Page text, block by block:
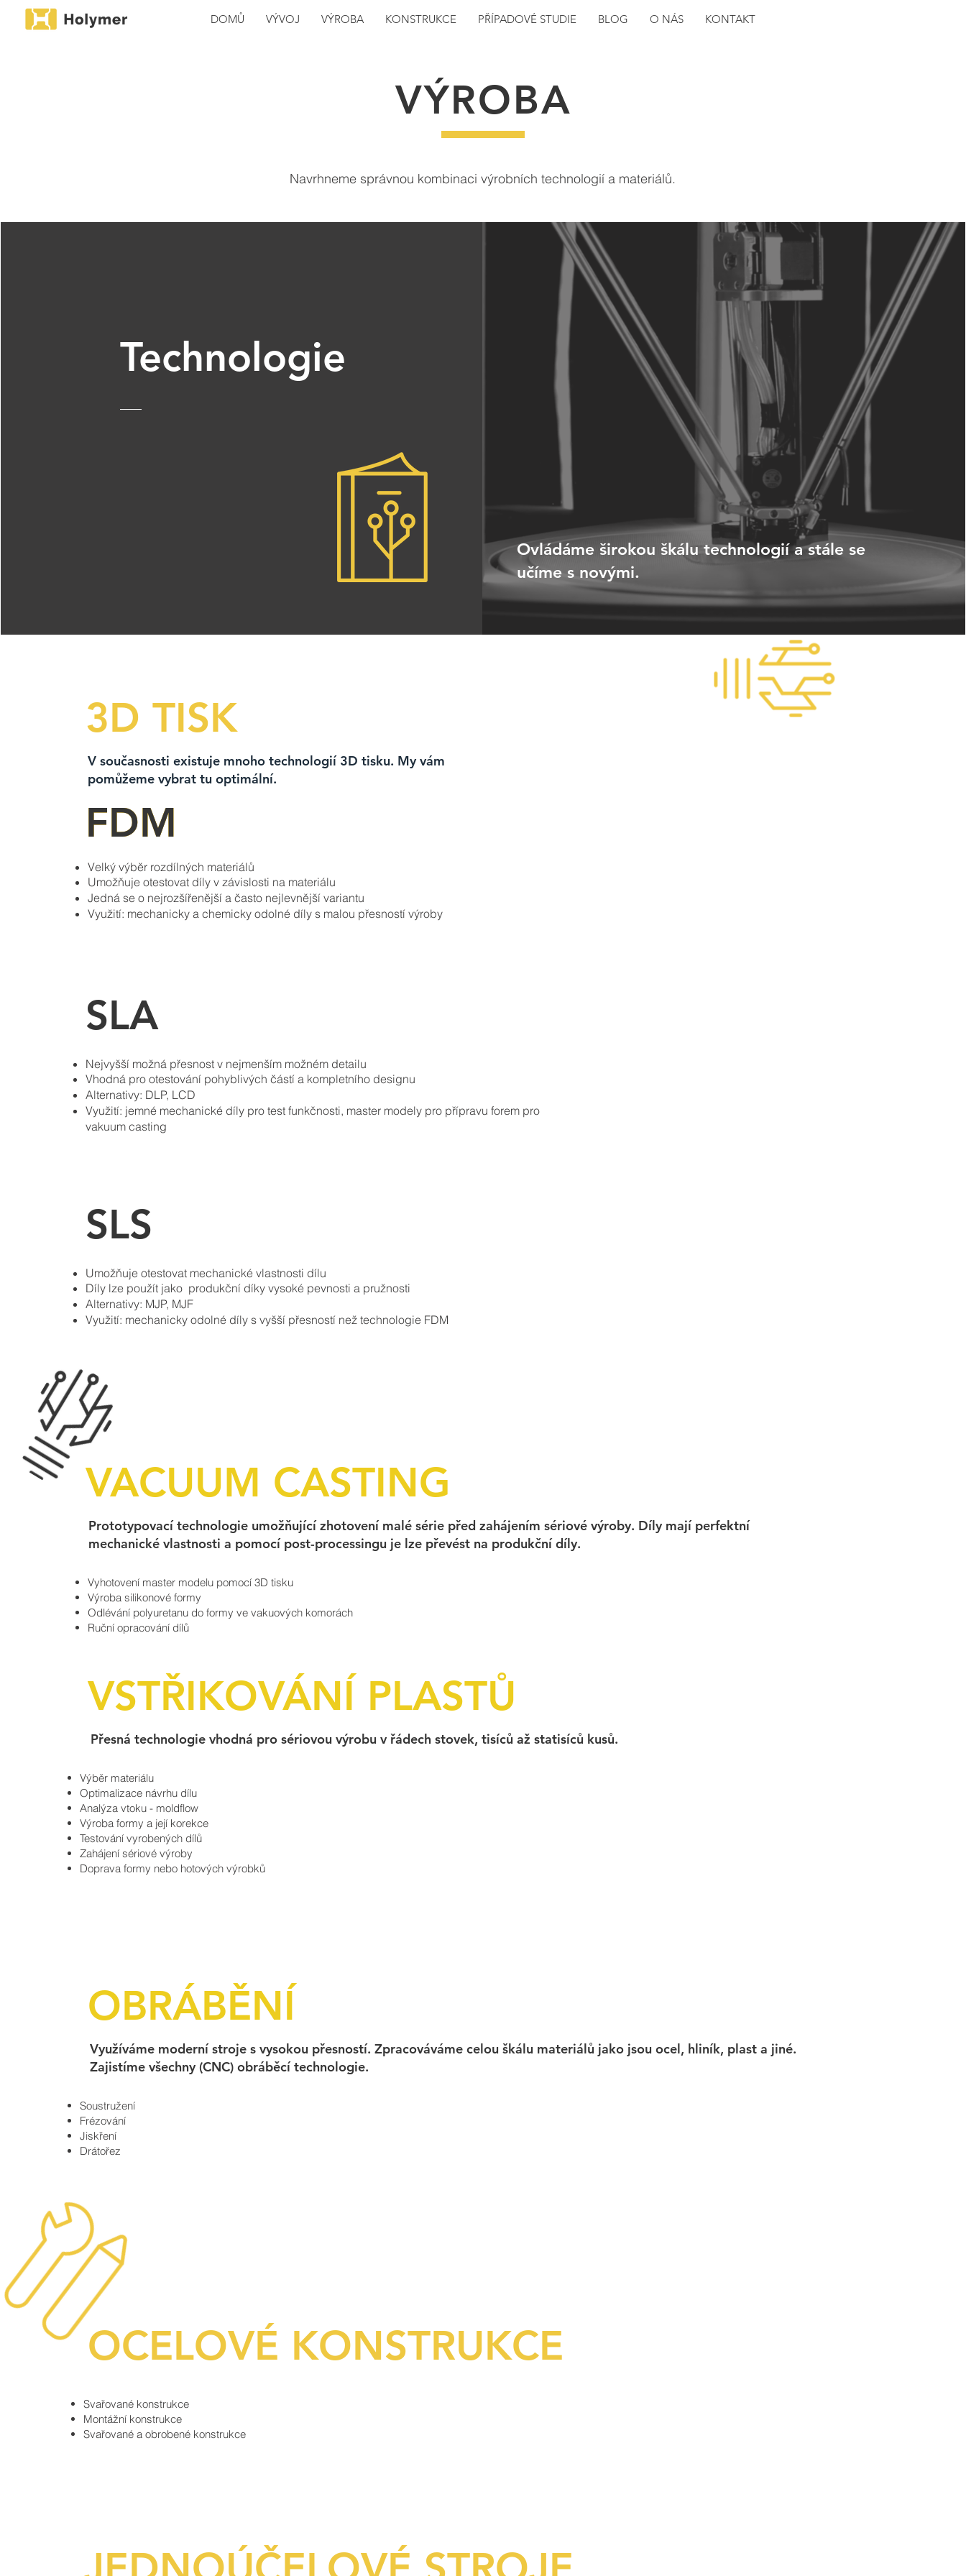
DOMŮ VÝVOJ VÝROBA KONSTRUKCE PŘÍPADOVÉ STUDIE BLOG O NÁS KONTAKT
VÝROBA
Navrhneme správnou kombinaci výrobních technologií a materiálů.
Technologie
Ovládáme širokou škálu technologií a stále se
učíme s novými.
3D TISK
V současnosti existuje mnoho technologií 3D tisku. My vám
pomůžeme vybrat tu optimální.
FDM
FDM
FDM
FDM
Velký výběr rozdílných materiálů
Umožňuje otestovat díly v závislosti na materiálu
Jedná se o nejrozšířenější a často nejlevnější variantu
Využití: mechanicky a chemicky odolné díly s malou přesností výroby
SLA
Nejvyšší možná přesnost v nejmenším možném detailu
Vhodná pro otestování pohyblivých částí a kompletního designu
Alternativy: DLP, LCD
Využití: jemné mechanické díly pro test funkčnosti, master modely pro přípravu forem pro
vakuum casting
SLS
Umožňuje otestovat mechanické vlastnosti dílu
Díly lze použít jako produkční díky vysoké pevnosti a pružnosti
Alternativy: MJP, MJF
Využití: mechanicky odolné díly s vyšší přesností než technologie FDM
VACUUM CASTING
Prototypovací technologie umožňující zhotovení malé série před zahájením sériové výroby. Díly mají perfektní
mechanické vlastnosti a pomocí post-processingu je lze převést na produkční díly.
Vyhotovení master modelu pomocí 3D tisku
Výroba silikonové formy
Odlévání polyuretanu do formy ve vakuových komorách
Ruční opracování dílů
VSTŘIKOVÁNÍ PLASTŮ
Přesná technologie vhodná pro sériovou výrobu v řádech stovek, tisíců až statisíců kusů.
Výběr materiálu
Optimalizace návrhu dílu
Analýza vtoku - moldflow
Výroba formy a její korekce
Testování vyrobených dílů
Zahájení sériové výroby
Doprava formy nebo hotových výrobků
OBRÁBĚNÍ
Využíváme moderní stroje s vysokou přesností. Zpracováváme celou škálu materiálů jako jsou ocel, hliník, plast a jiné.
Zajistíme všechny (CNC) obráběcí technologie.
Soustružení
Frézování
Jiskření
Drátořez
OCELOVÉ KONSTRUKCE
Svařované konstrukce
Montážní konstrukce
Svařované a obrobené konstrukce